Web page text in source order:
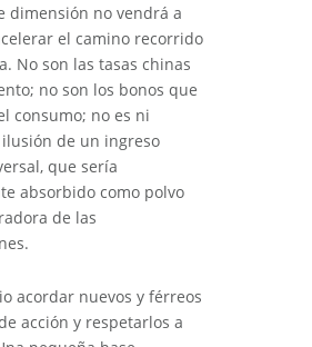
dimensión no vendrá a
el camino recorrido
No son las tasas chinas
no son los bonos que
consumo; no es ni
de un ingreso
que sería
absorbido como polvo
de las
acordar nuevos y férreos
acción y respetarlos a